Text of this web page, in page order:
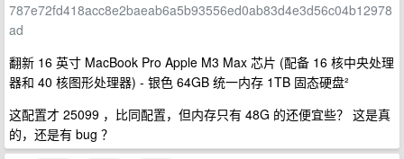
787e72fd418acc8e2baeab6a5b93556ed0ab83d4e3d56c04b12978
ad
翻新 16 英寸 MacBook Pro Apple M3 Max 芯片 (配备 16 核中央处理
器和 40 核图形处理器) - 银色 64GB 统一内存 1TB 固态硬盘²
这配置才 25099 ，比同配置，但内存只有 48G 的还便宜些？ 这是真
的，还是有 bug ？